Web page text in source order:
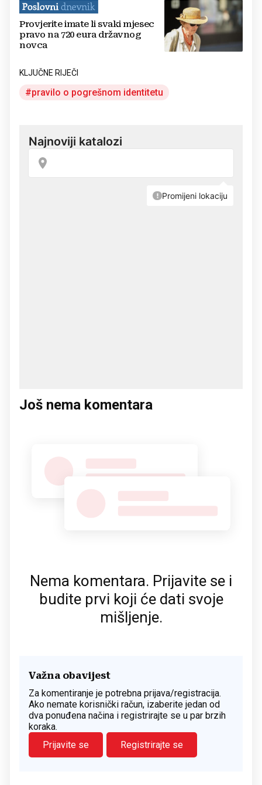
Provjerite imate li svaki mjesec
pravo na 720 eura državnog
novca
KLJUČNE RIJEČI
pravilo o pogrešnom identitetu
Još nema komentara
Nema komentara. Prijavite se i
budite prvi koji će dati svoje
mišljenje.
Važna obavijest
Za komentiranje je potrebna prijava/registracija.
Ako nemate korisnički račun, izaberite jedan od
dva ponuđena načina i registrirajte se u par brzih
koraka.
Prijavite se
Registrirajte se